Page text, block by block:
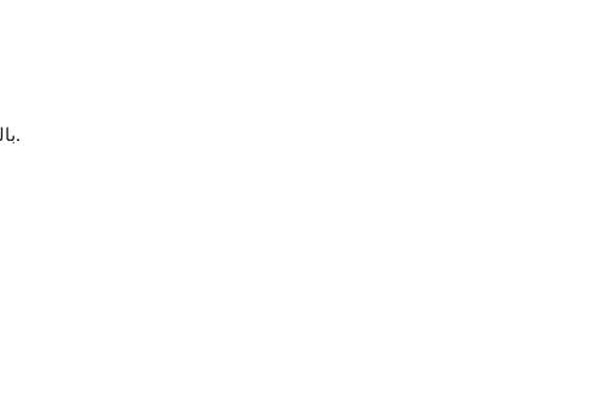
بالنسبة للسلع الموجودة في المخزون، سوف نرسل الطلب في غضون 5-7 أيام بعد استلام الدفع.